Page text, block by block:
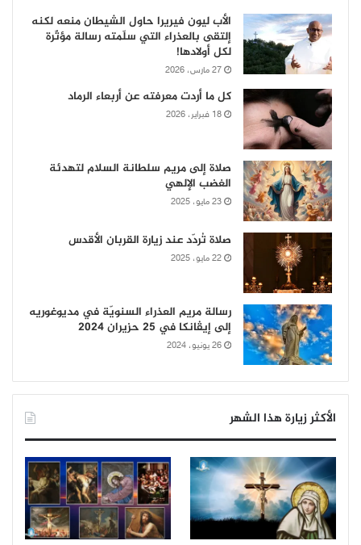
الأب ليون فيريرا حاول الشيطان منعه لكنه
إلتقى بالعذراء التي سلّمته رسالة مؤثّرة
لكل أولادها!
27 مارس، 2026
كل ما أردت معرفته عن أربعاء الرماد
18 فبراير، 2026
صلاة إلى مريم سلطانة السلام لتهدئة
الغضب الإلهي
23 مايو، 2025
صلاة تُردّد عند زيارة القربان الأقدس
22 مايو، 2025
رسالة مريم العذراء السنويّة في مديوغوريه
إلى إيڤانكا في 25 حزيران 2024
26 يونيو، 2024
الأكثر زيارة هذا الشهر